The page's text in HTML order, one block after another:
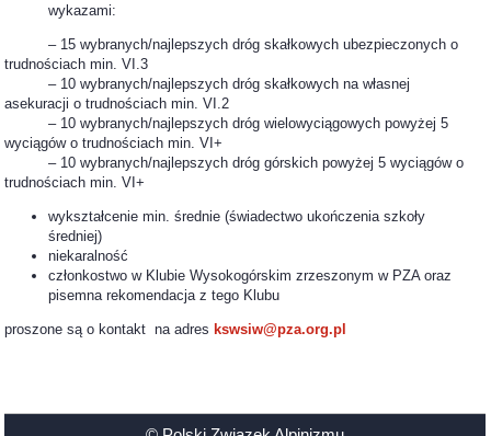
wykazami:
– 15 wybranych/najlepszych dróg skałkowych ubezpieczonych o
trudnościach min. VI.3
– 10 wybranych/najlepszych dróg skałkowych na własnej
asekuracji o trudnościach min. VI.2
– 10 wybranych/najlepszych dróg wielowyciągowych powyżej 5
wyciągów o trudnościach min. VI+
– 10 wybranych/najlepszych dróg górskich powyżej 5 wyciągów o
trudnościach min. VI+
wykształcenie min. średnie (świadectwo ukończenia szkoły
średniej)
niekaralność
członkostwo w Klubie Wysokogórskim zrzeszonym w PZA oraz
pisemna rekomendacja z tego Klubu
proszone są o kontakt na adres kswsiw@pza.org.pl